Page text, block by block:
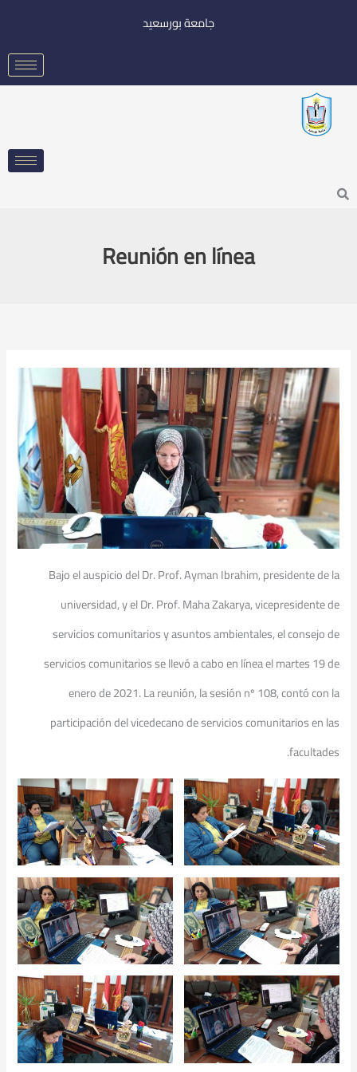
جامعة بورسعيد
Search
Reunión en línea
Bajo el auspicio del Dr. Prof. Ayman Ibrahim, presidente de la
universidad, y el Dr. Prof. Maha Zakarya, vicepresidente de
servicios comunitarios y asuntos ambientales, el consejo de
servicios comunitarios se llevó a cabo en línea el martes 19 de
enero de 2021. La reunión, la sesión nº 108, contó con la
participación del vicedecano de servicios comunitarios en las
facultades.